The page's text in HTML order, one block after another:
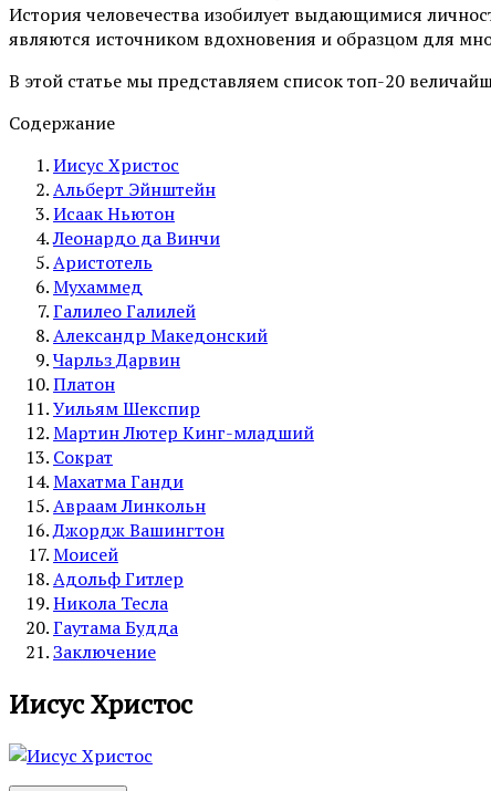
История человечества изобилует выдающимися
являются источником вдохновения и образцом для
В этой статье мы представляем список топ-20
Содержание
Иисус Христос
Альберт Эйнштейн
Исаак Ньютон
Леонардо да Винчи
Аристотель
Мухаммед
Галилео Галилей
Александр Македонский
Чарльз Дарвин
Платон
Уильям Шекспир
Мартин Лютер Кинг-младший
Сократ
Махатма Ганди
Авраам Линкольн
Джордж Вашингтон
Моисей
Адольф Гитлер
Никола Тесла
Гаутама Будда
Заключение
Иисус Христос